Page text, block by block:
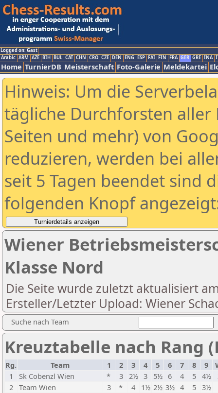
Logged on: Gast
Arabic ARM AZE BIH BUL CAT CHN CRO CZE DEN ENG ESP FAI FIN FRA GER GRE INA
Home TurnierDB Meisterschaft Foto-Galerie Meldekartei
Hinweis: Um die
tägliche Durchforsten aller
Seiten und mehr) von
reduzieren, werden bei
seit 5 Tagen beendet sind
folgenden Knopf
Wiener
Klasse Nord
Die Seite wurde zuletzt aktualisiert
Ersteller/Letzter Upload: Wiener
Suche nach Team
Kreuztabelle nach Rang
Rg. Team 1 2 3 4 5 6 7 8 9
1
Sk Cobenzl Wien * 3 2½ 3 5½ 6 4 5 4½
2 Team Wien 3 * 4 1½ 2½ 3½ 4 5 3½